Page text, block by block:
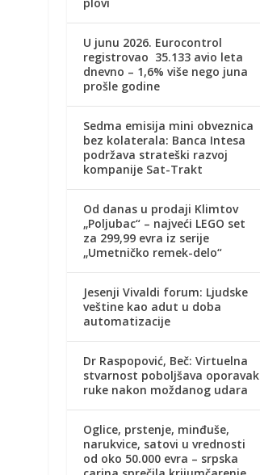
plovi
U junu 2026. Eurocontrol
registrovao 35.133 avio leta
dnevno – 1,6% više nego juna
prošle godine
Sedma emisija mini obveznica
bez kolaterala: Banca Intesa
podržava strateški razvoj
kompanije Sat-Trakt
Od danas u prodaji Klimtov
„Poljubac“ – najveći LEGO set
za 299,99 evra iz serije
„Umetničko remek-delo“
Jesenji Vivaldi forum: Ljudske
veštine kao adut u doba
automatizacije
Dr Raspopović, Beč: Virtuelna
stvarnost poboljšava oporavak
ruke nakon moždanog udara
Oglice, prstenje, minđuše,
narukvice, satovi u vrednosti
od oko 50.000 evra – srpska